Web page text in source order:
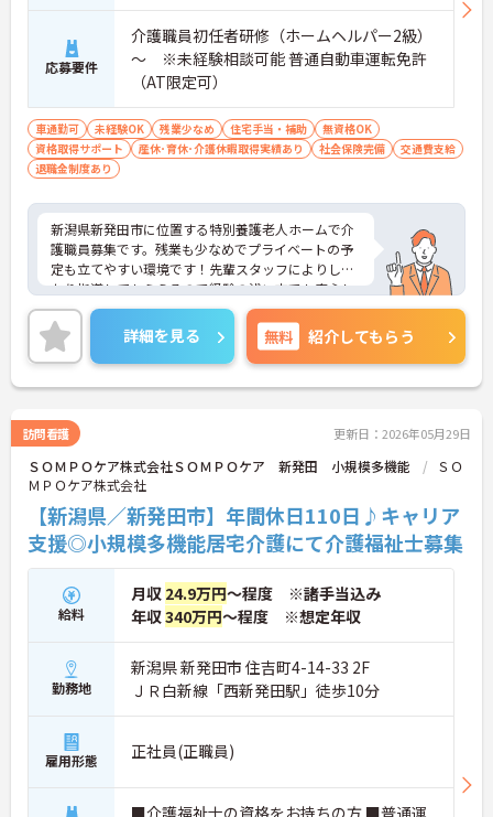
応募要件
介護職員初任者研修（ホームヘルパー2級）
～ ※未経験相談可能 普通自動車運転免許
（AT限定可）
車通勤可 未経験OK 残業少なめ 住宅手当・補助
無資格OK
資格取得サポート
産休･育休･介護休暇取得実績あり 社会保険完備
交通費支給
退職金制度あり
新潟県新発田市に位置する特別養護老人ホームで介
護職員募集です。残業も少なめでプライベートの予
定も立てやすい環境です！先輩スタッフによりしっ
かり指導してもらえるので経験の浅い方でも安心し
てお仕事が始められます！ご興味ある方には、面接
のポイントなど、さらに詳細をお話致しますのでお
気軽にご相談ください。
詳細を見る 無料 紹介してもらう
訪問看護 更新日：2026年05月29日
ＳＯＭＰＯケア株式会社ＳＯＭＰＯケア 新発田 小規模多機能
ＳＯ
ＭＰＯケア株式会社
【新潟県／新発田市】年間休日110日♪キャリア
支援◎小規模多機能居宅介護にて介護福祉士募集
給料
月収 24.9万円～程度 ※諸手当込み
年収340万円～程度 ※想定年収
勤務地
新潟県 新発田市 住吉町4-14-33 2F
ＪＲ白新線「西新発田駅」徒歩10分
雇用形態 正社員(正職員)